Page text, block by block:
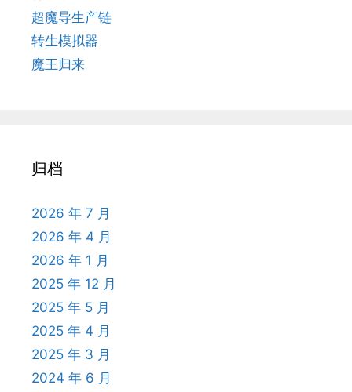
超魔导生产链
转生模拟器
魔王归来
归档
2026 年 7 月
2026 年 4 月
2026 年 1 月
2025 年 12 月
2025 年 5 月
2025 年 4 月
2025 年 3 月
2024 年 6 月